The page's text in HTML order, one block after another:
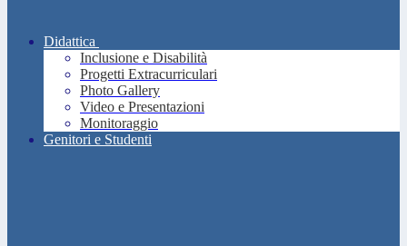
Didattica
Inclusione e Disabilità
Progetti Extracurriculari
Photo Gallery
Video e Presentazioni
Monitoraggio
Genitori e Studenti